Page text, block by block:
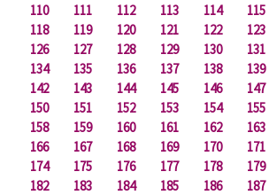
110
111 112 113 114 115
118
119 120 121 122 123
126
127 128 129 130 131
134
135 136 137 138 139
142
143 144 145 146 147
150
151 152 153 154 155
158
159 160 161 162 163
166
167 168 169 170 171
174
175 176 177 178 179
182
183 184 185 186 187